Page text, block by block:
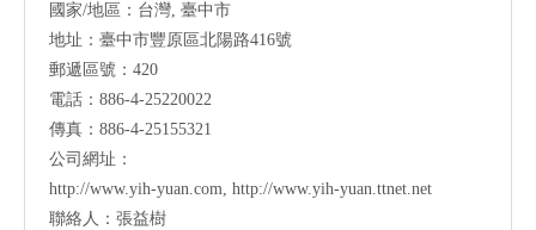
國家/地區：台灣, 臺中市
地址： 臺中市豐原區北陽路416號
郵遞區號：420
電話：886-4-25220022
傳真：886-4-25155321
公司網址：
http://www.yih-yuan.com, http://www.yih-yuan.ttnet.net
聯絡人：張益樹